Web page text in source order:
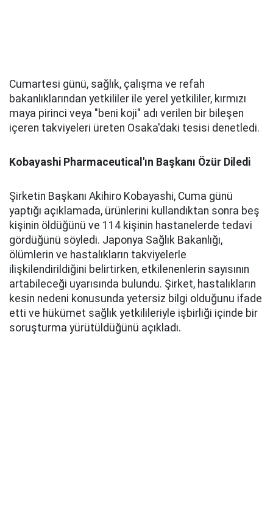
Cumartesi günü, sağlık, çalışma ve refah
bakanlıklarından yetkililer ile yerel yetkililer, kırmızı
maya pirinci veya "beni koji" adı verilen bir bileşen
içeren takviyeleri üreten Osaka'daki tesisi denetledi.
Kobayashi Pharmaceutical'ın Başkanı Özür Diledi
Şirketin Başkanı Akihiro Kobayashi, Cuma günü
yaptığı açıklamada, ürünlerini kullandıktan sonra beş
kişinin öldüğünü ve 114 kişinin hastanelerde tedavi
gördüğünü söyledi. Japonya Sağlık Bakanlığı,
ölümlerin ve hastalıkların takviyelerle
ilişkilendirildiğini belirtirken, etkilenenlerin sayısının
artabileceği uyarısında bulundu. Şirket, hastalıkların
kesin nedeni konusunda yetersiz bilgi olduğunu ifade
etti ve hükümet sağlık yetkilileriyle işbirliği içinde bir
soruşturma yürütüldüğünü açıkladı.